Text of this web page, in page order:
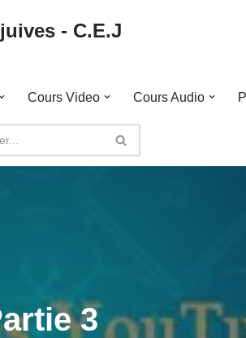
- C.E.J
Cours Video Cours Audio
3